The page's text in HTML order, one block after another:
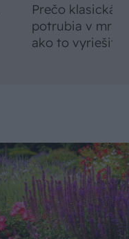
Prečo klasická
potrubia v
ako to vyriešiť